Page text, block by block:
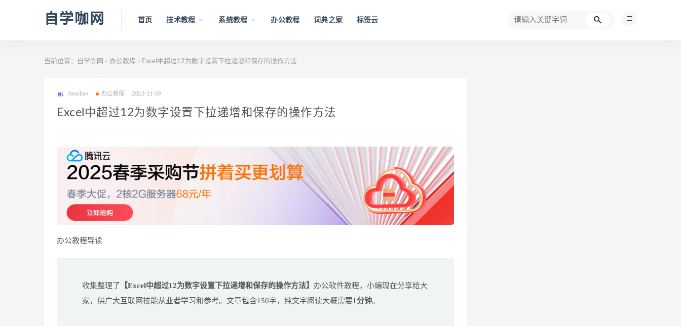
自学咖网 首页 技术教程 系统教程 办公教程 词典之家 标签云
当前位置： 自学咖网 > 办公教程 > Excel中超过12为数字设置下拉递增和保存的操作方法
hmoban 办公教程 2023-11-09
Excel中超过12为数字设置下拉递增和保存的操作方法
办公教程导读
收集整理了 【Excel中超过12为数字设置下拉递增和保存的操作方法】 办公软件教程，小编现在分享给大
家，供广大互联网技能从业者学习和参考。文章包含150字，纯文字阅读大概需要1分钟。